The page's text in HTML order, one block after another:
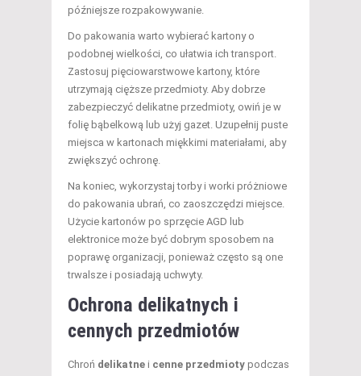
późniejsze rozpakowywanie.
Do pakowania warto wybierać kartony o
podobnej wielkości, co ułatwia ich transport.
Zastosuj pięciowarstwowe kartony, które
utrzymają cięższe przedmioty. Aby dobrze
zabezpieczyć delikatne przedmioty, owiń je w
folię bąbelkową lub użyj gazet. Uzupełnij puste
miejsca w kartonach miękkimi materiałami, aby
zwiększyć ochronę.
Na koniec, wykorzystaj torby i worki próżniowe
do pakowania ubrań, co zaoszczędzi miejsce.
Użycie kartonów po sprzęcie AGD lub
elektronice może być dobrym sposobem na
poprawę organizacji, ponieważ często są one
trwalsze i posiadają uchwyty.
Ochrona delikatnych i
cennych przedmiotów
Chroń delikatne i cenne przedmioty podczas